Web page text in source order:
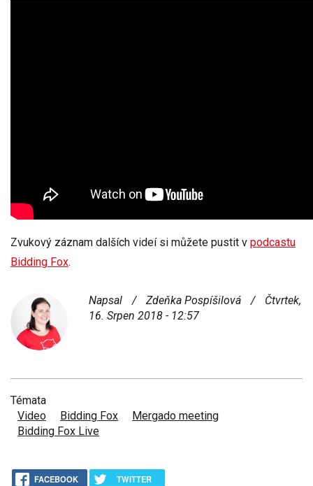
Zvukový záznam dalších videí si můžete pustit v podcastu
Bidding Fox.
Napsal / Zdeňka Pospíšilová /
Čtvrtek,
16. Srpen 2018 - 12:57
Témata
Video
Bidding Fox
Mergado meeting
Bidding Fox Live
FACEBOOK
TWITTER